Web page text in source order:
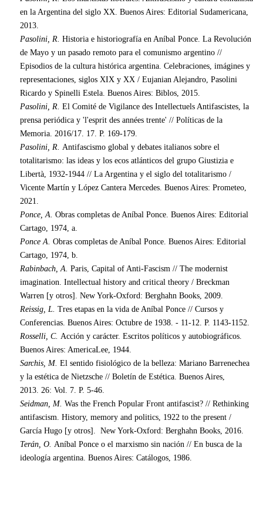
en la Argentina del siglo XX. Buenos Aires: Editorial Sudamericana,
2013.
Pasolini, R. Historia e historiografía en Aníbal Ponce. La Revolución
de Mayo y un pasado remoto para el comunismo argentino //
Episodios de la cultura histórica argentina. Celebraciones, imágines y
representaciones, siglos XIX y XX / Eujanian Alejandro, Pasolini
Ricardo y Spinelli Estela. Buenos Aires: Biblos, 2015.
Pasolini, R. El Comité de Vigilance des Intellectuels Antifascistes, la
prensa periódica y 'l'esprit des années trente' // Políticas de la
Memoria. 2016/17. 17. P. 169-179.
Pasolini, R. Antifascismo global y debates italianos sobre el
totalitarismo: las ideas y los ecos atlánticos del grupo Giustizia e
Libertà, 1932-1944 // La Argentina y el siglo del totalitarismo /
Vicente Martín y López Cantera Mercedes. Buenos Aires: Prometeo,
2021.
Ponce, A. Obras completas de Aníbal Ponce. Buenos Aires: Editorial
Cartago, 1974, a.
Ponce A. Obras completas de Aníbal Ponce. Buenos Aires: Editorial
Cartago, 1974, b.
Rabinbach, A. Paris, Capital of Anti-Fascism // The modernist
imagination. Intellectual history and critical theory / Breckman
Warren [y otros]. New York-Oxford: Berghahn Books, 2009.
Reissig, L. Tres etapas en la vida de Aníbal Ponce // Cursos y
Conferencias. Buenos Aires: Octubre de 1938. - 11-12. P. 1143-1152.
Rosselli, C. Acción y carácter. Escritos políticos y autobiográficos.
Buenos Aires: AmericaLee, 1944.
Sarchis, M. El sentido fisiológico de la belleza: Mariano Barrenechea
y la estética de Nietzsche // Boletín de Estética. Buenos Aires,
2013. 26: Vol. 7. P. 5-46.
Seidman, M. Was the French Popular Front antifascist? // Rethinking
antifascism. History, memory and politics, 1922 to the present /
García Hugo [y otros]. New York-Oxford: Berghahn Books, 2016.
Terán, O. Aníbal Ponce o el marxismo sin nación // En busca de la
ideología argentina. Buenos Aires: Catálogos, 1986.